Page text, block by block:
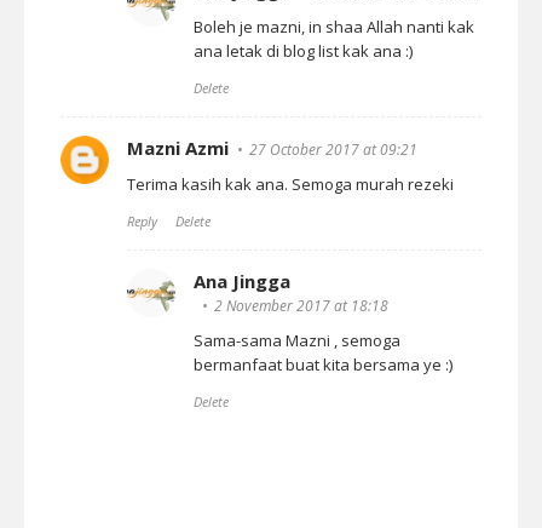
Boleh je mazni, in shaa Allah nanti kak
ana letak di blog list kak ana :)
Delete
Mazni Azmi 27 October 2017 at 09:21
Terima kasih kak ana. Semoga murah rezeki
Reply Delete
Ana Jingga
2 November 2017 at 18:18
Sama-sama Mazni , semoga
bermanfaat buat kita bersama ye :)
Delete